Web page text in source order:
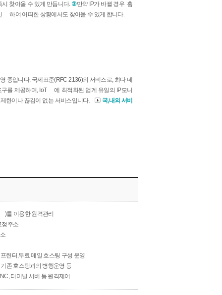
시 찾아올 수 있게 만듭니다. ③만약 IP가 바뀔 경우 홈
하여 어떠한 상황에서도 찾아올 수 있게 합니다.
중입니다. 국제표준(RFC 2136)의 서비스로, 최다 네
를 제공하며, IoT
에 최적화된 업계 유일의 IP모니
한이나 끊김이 없는 서비스입니다.
국,내외 서비
)를 이용한 원격관리
정주소
린터,무료 메일 호스팅 구성 운영
존 호스팅과의 병행운영 등
터미널 서버 등 원격제어